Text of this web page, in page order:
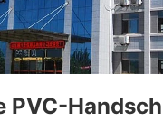
PVC-